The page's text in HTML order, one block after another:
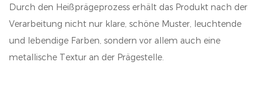
Durch den Heißprägeprozess erhält das Produkt nach der
Verarbeitung nicht nur klare, schöne Muster, leuchtende
und lebendige Farben, sondern vor allem auch eine
metallische Textur an der Prägestelle.